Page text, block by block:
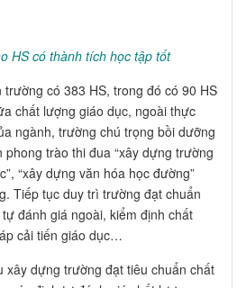
HS có thành tích học tập tốt
có 383 HS, trong đó có 90 HS
chất lượng giáo dục, ngoài thực
ngành, trường chú trọng bồi dưỡng
trào thi đua “xây dựng trường
“xây dựng văn hóa học đường”
Tiếp tục duy trì trường đạt chuẩn
đánh giá ngoài, kiểm định chất
cải tiến giáo dục…
dựng trường đạt tiêu chuẩn chất